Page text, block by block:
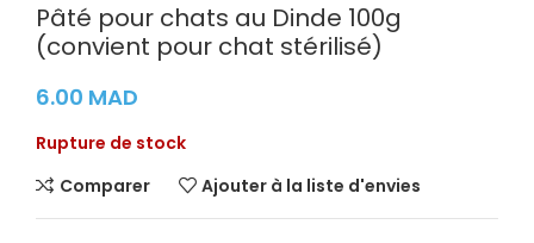
Pâté pour chats au Dinde 100g
(convient pour chat stérilisé)
6.00 MAD
Rupture de stock
Comparer
Ajouter à la liste d'envies